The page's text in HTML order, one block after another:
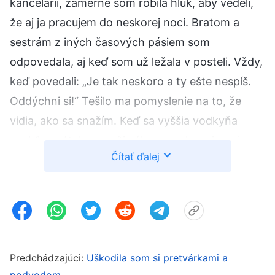
že aj ja pracujem do neskorej noci. Bratom a
sestrám z iných časových pásiem som
odpovedala, aj keď som už ležala v posteli. Vždy,
keď povedali: „Je tak neskoro a ty ešte nespíš.
Oddýchni si!“ Tešilo ma pomyslenie na to, že
vidia, ako sa snažím. Keď sa vyššia vodkyňa
dopadla akokoľvek, môj postoj k vykonávaniu
nedostavili žiadne úspechy, rozhodne som tvrdo
pracovala. Samozrejme, bratia a sestry chválili
moje kajúcne správanie a vnímali ma ako
vodkyňu, ktorá odvádza skutočnú prácu. Pri
Čítať ďalej
Predchádzajúci: Uškodila som si pretvárkami a